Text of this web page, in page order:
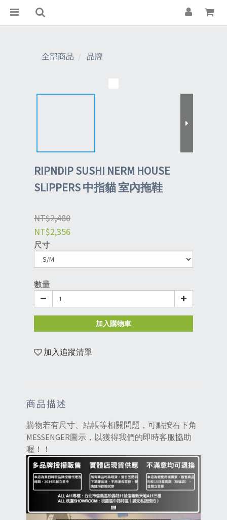
全部商品 品牌
RIPNDIP SUSHI NERM HOUSE
SLIPPERS 中指貓 室內拖鞋
NT$2,480
NT$2,356
尺寸
數量
加入購物車
加入追蹤清單
商品描述
購物若有尺寸、結帳等相關問題，可點按右下角
MESSENGER圖示，以獲得我們的即時客服協助
喔！！